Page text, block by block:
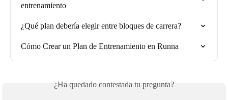
entrenamiento
¿Qué plan debería elegir entre bloques de carrera?
Cómo Crear un Plan de Entrenamiento en Runna
¿Ha quedado contestada tu pregunta?